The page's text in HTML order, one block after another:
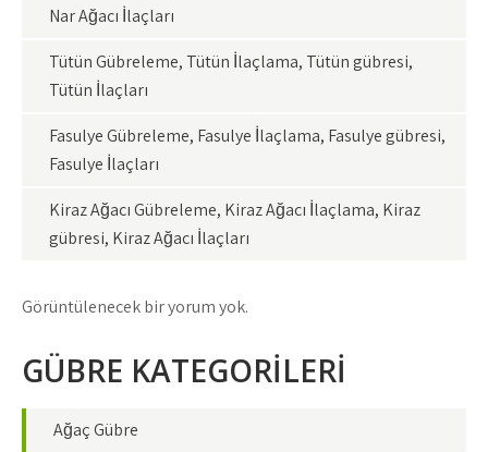
Nar Ağacı İlaçları
Tütün Gübreleme, Tütün İlaçlama, Tütün gübresi,
Tütün İlaçları
Fasulye Gübreleme, Fasulye İlaçlama, Fasulye gübresi,
Fasulye İlaçları
Kiraz Ağacı Gübreleme, Kiraz Ağacı İlaçlama, Kiraz
gübresi, Kiraz Ağacı İlaçları
Görüntülenecek bir yorum yok.
GÜBRE KATEGORİLERİ
Ağaç Gübre